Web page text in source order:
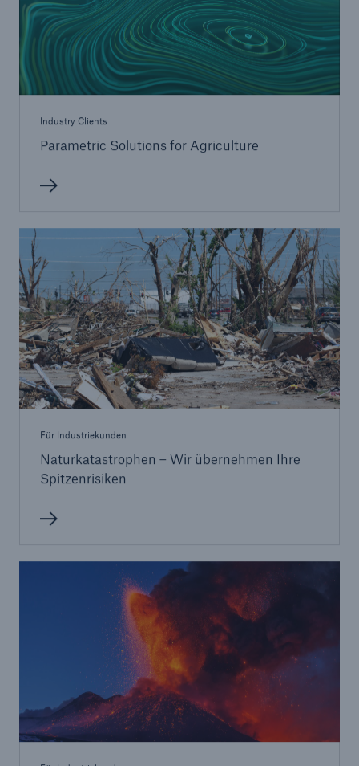
Industry Clients
Parametric Solutions for Agriculture
Für Industriekunden
Naturkatastrophen – Wir übernehmen Ihre
Spitzenrisiken